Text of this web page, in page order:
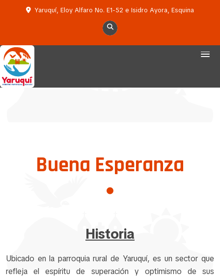
Yaruquí, Eloy Alfaro No. E1-52 e Isidro Ayora, Esquina
Buena Esperanza
Historia
Ubicado en la parroquia rural de Yaruquí, es un sector que
refleja el espíritu de superación y optimismo de sus